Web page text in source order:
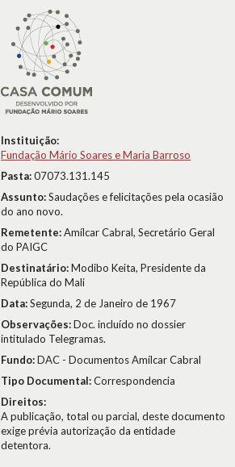
Instituição:
Fundação Mário Soares e Maria Barroso
Pasta:07073.131.145
Assunto:Saudações e felicitações pela ocasião
do ano novo.
Remetente:Amílcar Cabral, Secretário Geral
do PAIGC
Destinatário:Modibo Keita, Presidente da
República do Mali
Data:Segunda, 2 de Janeiro de 1967
Observações:Doc. incluído no dossier
intitulado Telegramas.
Fundo:DAC - Documentos Amílcar Cabral
Tipo Documental:Correspondencia
Direitos:
A publicação, total ou parcial, deste documento
exige prévia autorização da entidade
detentora.